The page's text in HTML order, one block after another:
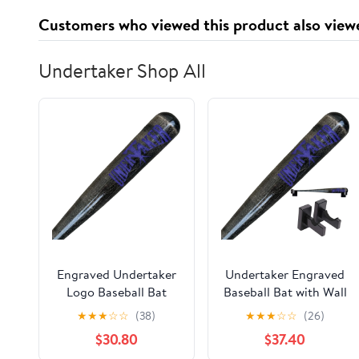
in 5 or 10 Days）
Customers who viewed this product also
Undertaker Shop All
Engraved Undertaker
Logo Baseball Bat
★★★☆☆ (38)
$30.80
Undertaker Engraved
Baseball Bat with Wall
Mount
★★★☆☆ (26)
$37.40